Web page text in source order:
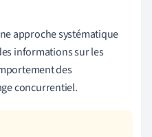
approche systématique
informations sur les
des
concurrentiel.